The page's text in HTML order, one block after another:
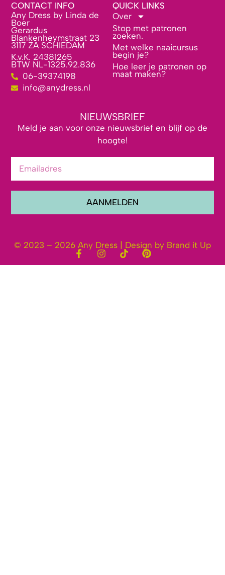
CONTACT INFO
Any Dress by Linda de
Boer
Gerardus
Blankenheymstraat 23
3117 ZA SCHIEDAM
K.v.K. 24381265
BTW NL-1325.92.836
06-39374198
info@anydress.nl
QUICK LINKS
Over
Stop met patronen
zoeken.
Met welke naaicursus
begin je?
Hoe leer je patronen op
maat maken?
NIEUWSBRIEF
Meld je aan voor onze nieuwsbrief en blijf op de
hoogte!
AANMELDEN
© 2023 – 2026 Any Dress | Design by Brand it Up